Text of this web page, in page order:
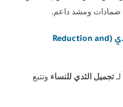
ضمادات ومشد داعم.
خطوات تصغير وشد الثدي (Reduction and
لـتجميل الثدي ‏للنساء وتتبع